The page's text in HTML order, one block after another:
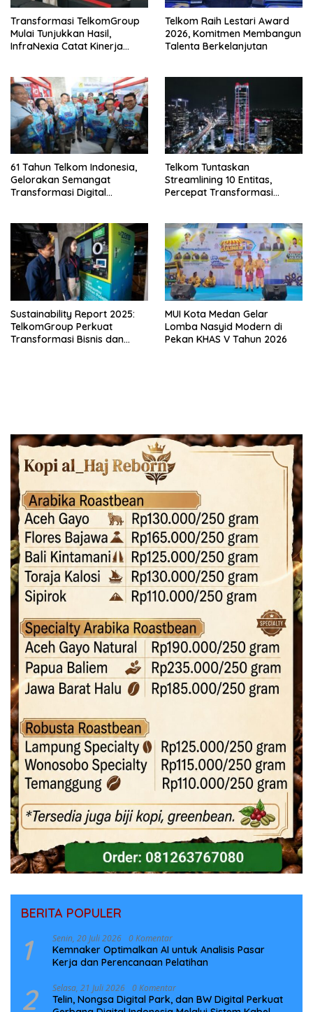
Transformasi TelkomGroup
Mulai Tunjukkan Hasil,
InfraNexia Catat Kinerja
Telkom Raih Lestari Award
2026, Komitmen Membangun
Talenta Berkelanjutan
61 Tahun Telkom Indonesia,
Gelorakan Semangat
Transformasi Digital
Telkom Tuntaskan
Streamlining 10 Entitas,
Percepat Transformasi
Sustainability Report 2025:
TelkomGroup Perkuat
Transformasi Bisnis dan
MUI Kota Medan Gelar
Lomba Nasyid Modern di
Pekan KHAS V Tahun 2026
BERITA POPULER
1 Senin, 20 Juli 2026 0 Komentar
Kemnaker Optimalkan AI untuk Analisis Pasar
Kerja dan Perencanaan Pelatihan
2 Selasa, 21 Juli 2026 0 Komentar
Telin, Nongsa Digital Park, dan BW Digital Perkuat